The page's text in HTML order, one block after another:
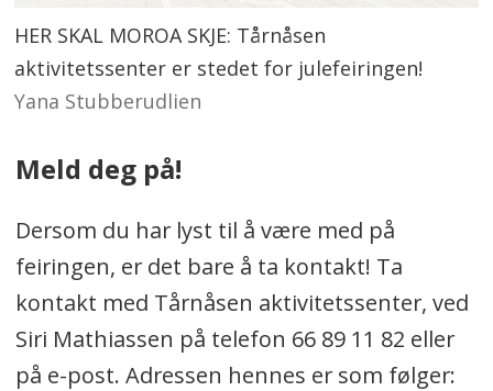
HER SKAL MOROA SKJE: Tårnåsen
aktivitetssenter er stedet for julefeiringen!
Yana Stubberudlien
Meld deg på!
Dersom du har lyst til å være med på
feiringen, er det bare å ta kontakt! Ta
kontakt med Tårnåsen aktivitetssenter, ved
Siri Mathiassen på telefon 66 89 11 82 eller
på e-post. Adressen hennes er som følger: